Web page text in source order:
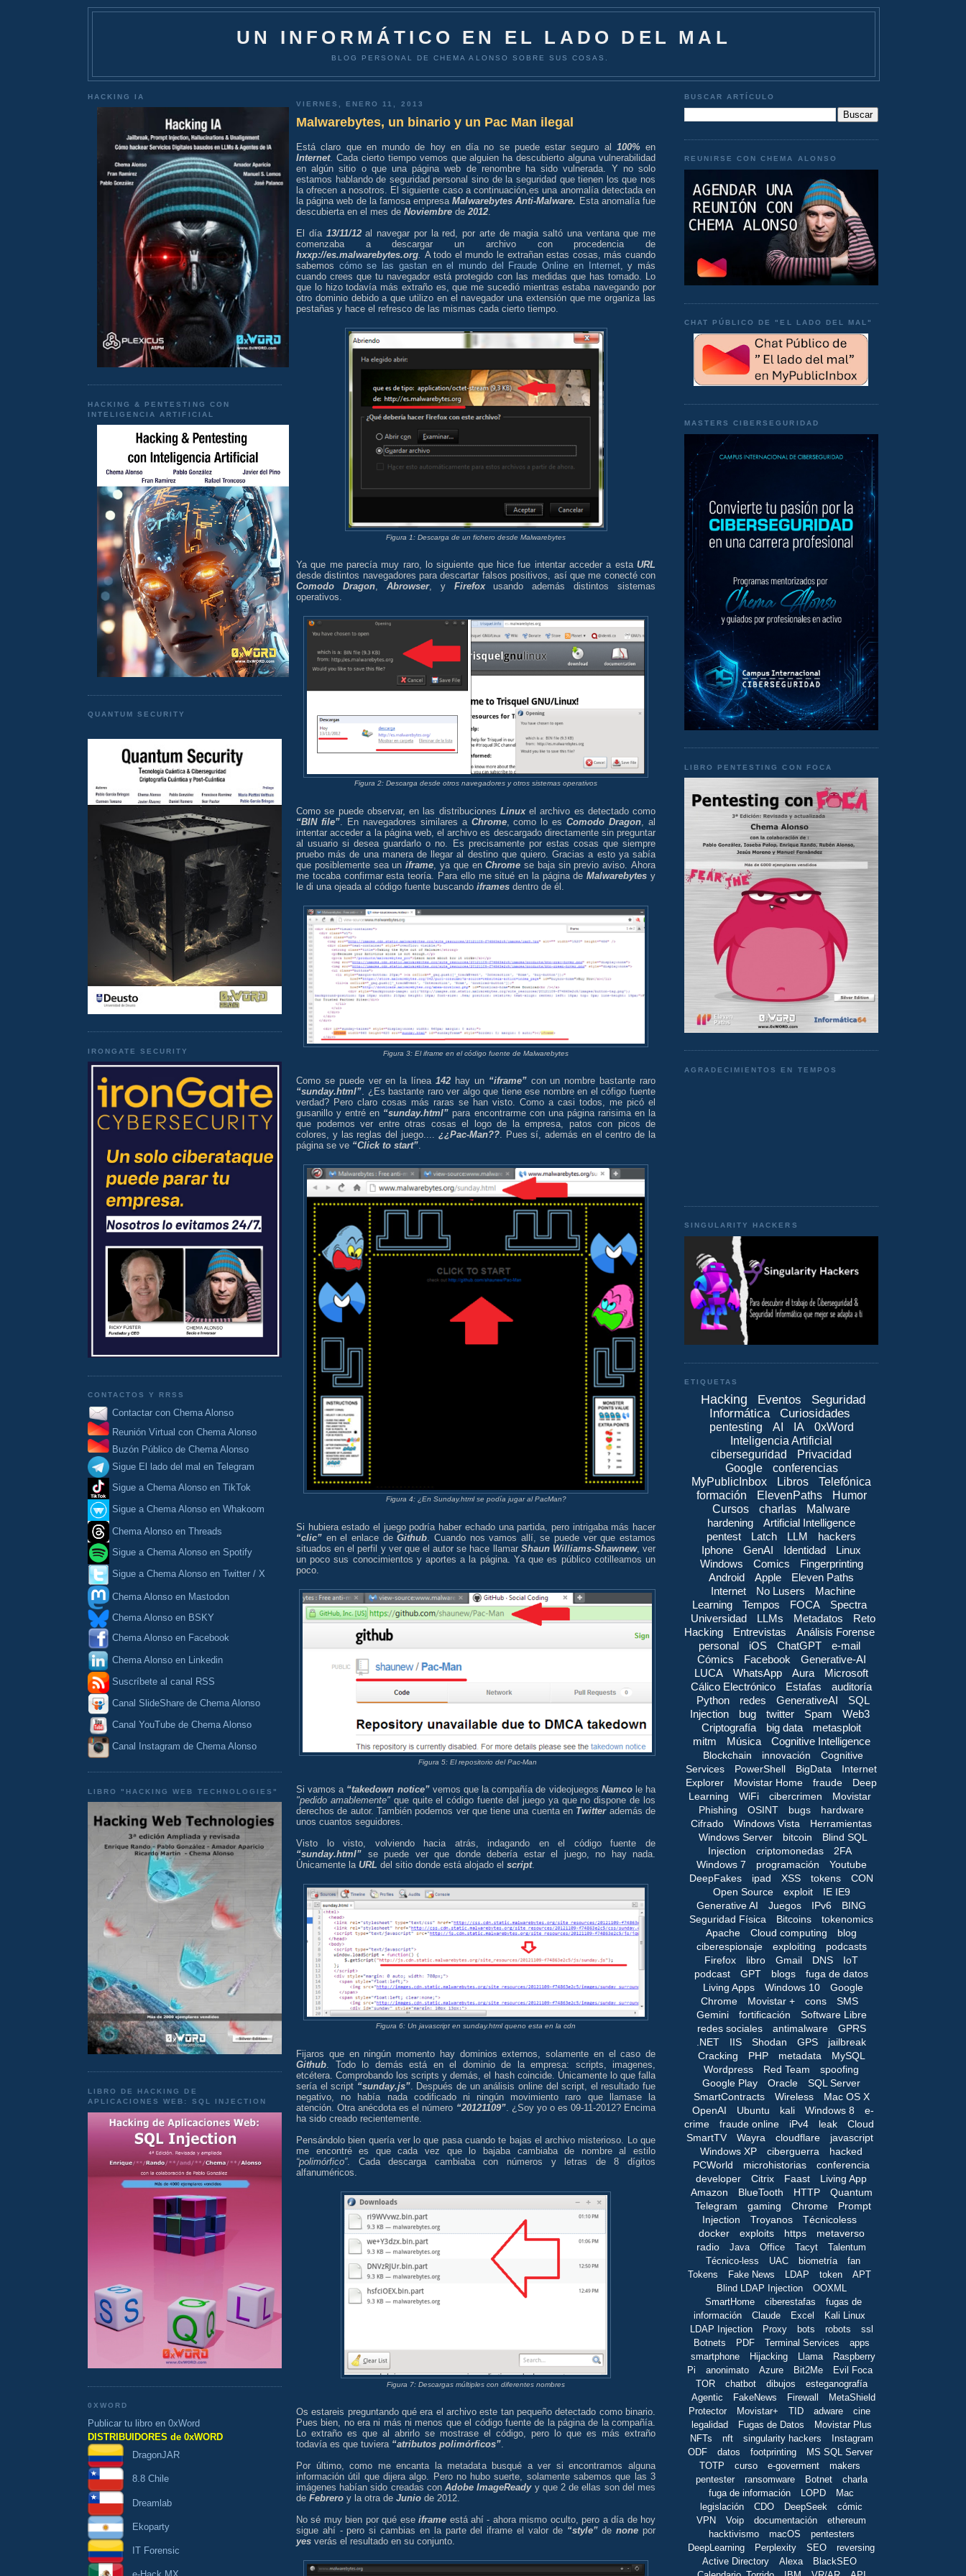
UN INFORMÁTICO EN EL LADO DEL MAL
BLOG PERSONAL DE CHEMA ALONSO SOBRE SUS COSAS.
HACKING IA
HACKING & PENTESTING CON
INTELIGENCIA ARTIFICIAL
QUANTUM SECURITY
IRONGATE SECURITY
CONTACTOS Y RRSS
Contactar con Chema Alonso
Reunión Virtual con Chema Alonso
Buzón Público de Chema Alonso
Sigue El lado del mal en Telegram
Sigue a Chema Alonso en TikTok
Sigue a Chema Alonso en Whakoom
Chema Alonso en Threads
Sigue a Chema Alonso en Spotify
Sigue a Chema Alonso en Twitter / X
Chema Alonso en Mastodon
Chema Alonso en BSKY
Chema Alonso en Facebook
Chema Alonso en Linkedin
Suscríbete al canal RSS
Canal SlideShare de Chema Alonso
Canal YouTube de Chema Alonso
Canal Instagram de Chema Alonso
LIBRO "HACKING WEB TECHNOLOGIES"
LIBRO DE HACKING DE
APLICACIONES WEB: SQL INJECTION
0XWORD
Publicar tu libro en 0xWord
DISTRIBUIDORES de 0xWORD
DragonJAR
8.8 Chile
Dreamlab
Ekoparty
IT Forensic
VIERNES, ENERO 11, 2013
Malwarebytes, un binario y un Pac Man ilegal
Está claro que en mundo de hoy en día no se puede estar seguro al 100%en
Internet. Cada cierto tiempo vemos que alguien ha descubierto alguna vulnerabilidad
en algún sitio o que una página web de renombre ha sido vulnerada. Y no solo
estamos hablando de seguridad personal sino de la seguridad que tienen los que nos
la ofrecen a nosotros. El siguiente caso a continuación,es una anomalía detectada en
la página web de la famosa empresaMalwarebytes Anti-Malware. Esta anomalía fue
descubierta en el mes de Noviembre de 2012
El día 13/11/12al navegar por la red, por arte de magia saltó una ventana que me
comenzaba a descargar un archivo con procedencia de
hxxp://es.malwarebytes.org A todo el mundo le extrañan estas cosas, más cuando
sabemos cómo se las gastan en el mundo del Fraude Online en Internet, y más
cuando crees que tu navegador está protegido con las medidas que has tomado. Lo
que lo hizo todavía más extraño es, que me sucedió mientras estaba navegando por
otro dominio debido a que utilizo en el navegador una extensión que me organiza las
pestañas y hace el refresco de las mismas cada cierto tiempo.
Figura 1: Descarga de un fichero desde Malwarebytes
Ya que me parecía muy raro, lo siguiente que hice fue intentar acceder a esta URL
desde distintos navegadores para descartar falsos positivos, así que me conecté con
Comodo Dragon, Abrowser, y Firefoxusando además distintos sistemas
operativos.
Figura 2: Descarga desde otros navegadores y otros sistemas operativos
Como se puede observar, en las distribuciones Linuxel archivo es detectado como
“BIN file”. En navegadores similares a Chrome, como lo esComodo Dragon , al
intentar acceder a la página web, el archivo es descargado directamente sin preguntar
al usuario si desea guardarlo o no. Es precisamente por estas cosas que siempre
pruebo más de una manera de llegar al destino que quiero. Gracias a esto ya sabía
que posiblemente sea uniframe , ya que enChrome se baja sin previo aviso. Ahora
me tocaba confirmar esta teoría. Para ello me situé en la página deMalwarebytes y
le di una ojeada al código fuente buscando iframes dentro de él.
Figura 3: El iframe en el código fuente de Malwarebytes
Como se puede ver en la línea142 hay un “iframe”con un nombre bastante raro
“sunday.html”. ¿Es bastante raro ver algo que tiene ese nombre en el cófigo fuente
verdad? Pero claro cosas más raras se han visto. Como a casi todos, me picó el
gusanillo y entré en “sunday.html” para encontrarme con una página rarisima en la
que podemos ver entre otras cosas el logo de la empresa, patos con picos de
colores, y las reglas del juego.... ¿¿Pac-Man??. Pues sí, además en el centro de la
página se ve “Click to start”.
Figura 4: ¿En Sunday.html se podía jugar al PacMan?
Si hubiera estado el juego podría haber echado una partida, pero intrigaba más hacer
“clic” en el enlace deGithub . Cuando nos vamos allí, se puede ver que estamos
situados en el perfil y ver que el autor se hace llamar Shaun Williams-Shawnew, ver
un poco sus conocimientos y aportes a la página. Ya que es público cotilleamos un
poco.
Figura 5: El repositorio del Pac-Man
Si vamos a “takedown notice”vemos que la compañía de videojuegos Namcole ha
"pedido amablemente"que quite el código fuente del juego ya que no dispone de los
derechos de autor. También podemos ver que tiene una cuenta en Twitterademás de
unos cuantos seguidores.
Visto lo visto, volviendo hacia atrás, indagando en el código fuente de
“sunday.html” se puede ver que donde debería estar el juego, no hay nada.
Únicamente la URL del sitio donde está alojado el script.
Figura 6: Un javascript en sunday.html queno esta en la cdn
Fijaros que en ningún momento hay dominios externos, solamente en el caso de
Github . Todo lo demás está en el dominio de la empresa: scripts, imagenes,
etcétera. Comprobando los scripts y demás, el hash coincide. Únicamente lo que falla
sería el script “sunday.js”. Después de un análisis online del script, el resultado fue
negativo, no había nada codificado ni ningún movimiento raro que llamase la
atención. Otra anécdota es el número “20121109”. ¿Soy yo o es 09-11-2012? Encima
ha sido creado recientemente.
Pensándolo bien quería ver lo que pasa cuando te bajas el archivo misterioso. Lo que
me encontré es que cada vez que lo bajaba cambiaba de nombre al estilo
“polimórfico”. Cada descarga cambiaba con números y letras de 8 dígitos
alfanuméricos.
Figura 7: Descargas múltiples con diferentes nombres
Os estareis preguntando qué era el archivo este tan pequeño detectado como binario.
Pues bien, no era ni más ni menos que el código fuente de la página de la compañía.
Lo extraño es que al abrirlo se mostrase el código, pero lo que es más extraño
todavía es que tuviera “atributos polimórficos”.
Por último, como me encanta la metadata busqué a ver si encontramos alguna
información útil que dijera algo. Pero no hubo suerte, solamente sabemos que las 3
imágenes habían sido creadas conAdobe ImageReadyy que 2 de ellas son del mes
de Febrero y la otra de Junio de 2012.
No sé muy bien por qué eseiframe está ahí - ahora mismo oculto, pero a día de hoy
sigue ahí - pero si cambias en la parte del iframe el valor de “style”denone por
yes verás el resultado en su conjunto.
BUSCAR ARTÍCULO
REUNIRSE CON CHEMA ALONSO
CHAT PÚBLICO DE "EL LADO DEL MAL"
MASTERS CIBERSEGURIDAD
LIBRO PENTESTING CON FOCA
AGRADECIMIENTOS EN TEMPOS
SINGULARITY HACKERS
ETIQUETAS
Hacking Eventos
Seguridad
Informática
Curiosidades
pentesting AI IA
0xWord
Inteligencia Artificial
ciberseguridad
Privacidad
Google
conferencias
MyPublicInbox
Libros
Telefónica
formación
ElevenPaths
Humor
Cursos
charlas
Malware
hardening
Artificial Intelligence
pentest
Latch LLM
hackers
Iphone
GenAI Identidad
Linux
Windows
Comics
Fingerprinting
Android
Apple
Eleven Paths
Internet
No Lusers
Machine
Learning
Tempos FOCA
Spectra
Universidad
LLMs Metadatos
Reto
Hacking
Entrevistas
Análisis Forense
personal
iOS ChatGPT
e-mail
Cómics
Facebook
Generative-AI
LUCA
WhatsApp Aura
Microsoft
Cálico Electrónico
Estafas
auditoría
Python
redes GenerativeAI
SQL
Injection
bug twitter Spam
Web3
Criptografía
big data
metasploit
mitm
Música Cognitive Intelligence
Blockchain innovación
Cognitive
Services
PowerShell BigData
Internet
Explorer
Movistar Home fraude
Deep
Learning
WiFi cibercrimen
Movistar
Phishing
OSINT bugs
hardware
Cifrado
Windows Vista
Herramientas
Windows Server
bitcoin
Blind SQL
Injection
criptomonedas
2FA
Windows 7
programación
Youtube
DeepFakes
ipad XSS tokens
CON
Open Source
exploit
IE IE9
Generative AI
Juegos IPv6
BING
Seguridad Física
Bitcoins
tokenomics
Apache
Cloud computing
blog
ciberespionaje
exploiting
podcasts
Firefox
libro Gmail DNS
IoT
podcast
GPT blogs
fuga de datos
Living Apps
Windows 10
Google
Chrome
Movistar + cons
SMS
Gemini
fortificación
Software Libre
redes sociales
antimalware
GPRS
.NET
IIS Shodan GPS
jailbreak
Cracking
PHP metadata
MySQL
Wordpress
Red Team
spoofing
Google Play
Oracle
SQL Server
SmartContracts
Wireless
Mac OS X
OpenAI
Ubuntu kali Windows 8
e-
crime
fraude online iPv4 leak
Cloud
SmartTV
Wayra cloudflare
javascript
Windows XP
ciberguerra
hacked
PCWorld
microhistorias
conferencia
developer
Citrix Faast
Living App
Amazon
BlueTooth HTTP
Quantum
Telegram
gaming Chrome
Prompt
Injection
Troyanos
Técnicoless
docker
exploits https
metaverso
radio
Java Office Tacyt
Talentum
Técnico-less
UAC biometría
fan
Tokens
Fake News LDAP token
APT
Blind LDAP Injection
OOXML
SmartHome
ciberestafas
fugas de
información
Claude Excel
Kali Linux
LDAP Injection
Proxy bots robots
ssl
Botnets
PDF Terminal Services
apps
smartphone
Hijacking Llama
Raspberry
Pi
anonimato Azure Bit2Me
Evil Foca
TOR
chatbot dibujos
esteganografía
Agentic
FakeNews Firewall
MetaShield
Protector
Movistar+ TID adware
cine
legalidad
Fugas de Datos
Movistar Plus
NFTs
nft singularity hackers
Instagram
ODF
datos footprinting
MS SQL Server
TOTP
curso e-goverment
makers
pentester
ransomware Botnet
charla
fuga de información
LOPD
Mac
legislación
CDO DeepSeek
cómic
VPN
Voip documentación
ethereum
hacktivismo
macOS
pentesters
DeepLearning
Perplexity SEO
reversing
Active Directory
Alexa
BlackSEO